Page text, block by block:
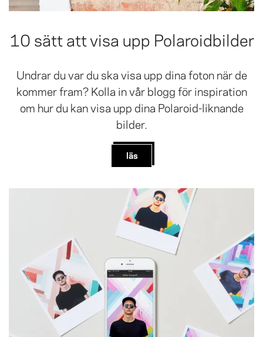
10 sätt att visa upp Polaroidbilder
Undrar du var du ska visa upp dina foton när de
kommer fram? Kolla in vår blogg för inspiration
om hur du kan visa upp dina Polaroid-liknande
bilder.
läs